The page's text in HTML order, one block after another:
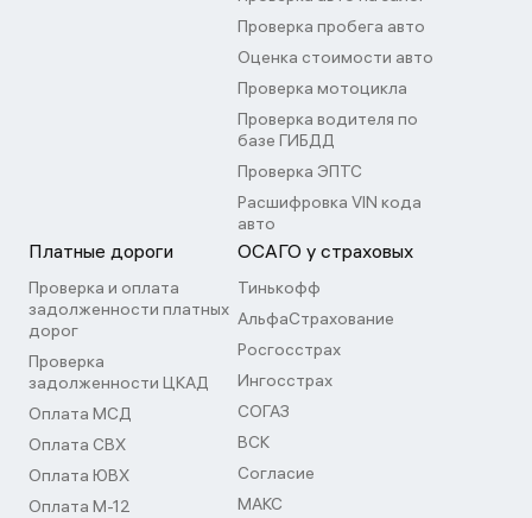
Проверка пробега авто
Оценка стоимости авто
Проверка мотоцикла
Проверка водителя по
базе ГИБДД
Проверка ЭПТС
Расшифровка VIN кода
авто
Платные дороги
Проверка и оплата
задолженности платных
дорог
Проверка
задолженности ЦКАД
Оплата МСД
Оплата СВХ
Оплата ЮВХ
Оплата М-12
ОСАГО у страховых
Тинькофф
АльфаСтрахование
Росгосстрах
Ингосстрах
СОГАЗ
ВСК
Согласие
МАКС